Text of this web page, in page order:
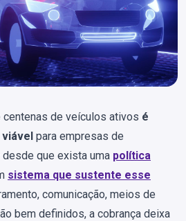
centenas de veículos ativos é
para empresas de
que exista uma política
sistema que sustente esse
comunicação, meios de
bem definidos, a cobrança deixa